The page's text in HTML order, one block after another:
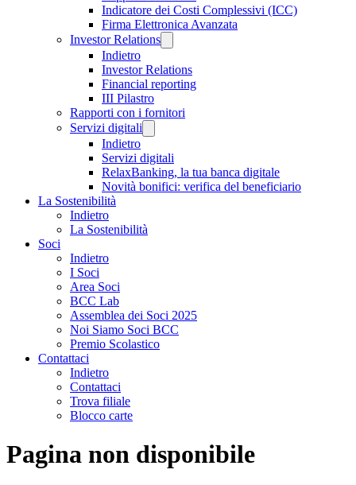
Indicatore dei Costi Complessivi (ICC)
Firma Elettronica Avanzata
Investor Relations
Indietro
Investor Relations
Financial reporting
III Pilastro
Rapporti con i fornitori
Servizi digitali
Indietro
Servizi digitali
RelaxBanking, la tua banca digitale
Novità bonifici: verifica del beneficiario
La Sostenibilità
Indietro
La Sostenibilità
Soci
Indietro
I Soci
Area Soci
BCC Lab
Assemblea dei Soci 2025
Noi Siamo Soci BCC
Premio Scolastico
Contattaci
Indietro
Contattaci
Trova filiale
Blocco carte
Pagina non disponibile